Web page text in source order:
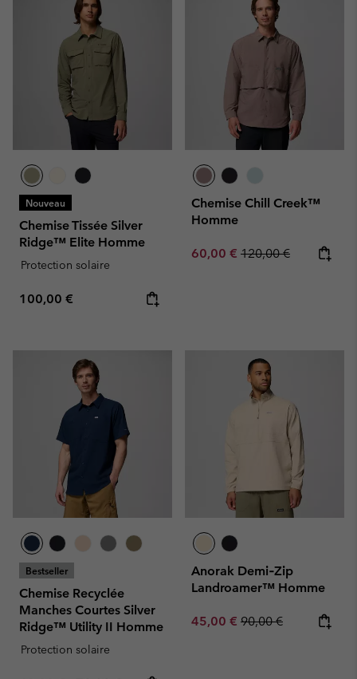
Nouveau
Chemise Tissée Silver
Ridge™ Elite Homme
Protection solaire
Regular price:
100,00 €
Chemise Chill Creek™
Homme
Sale price:
60,00 € Regular price:
120,00 €
Bestseller
Chemise Recyclée
Manches Courtes Silver
Ridge™ Utility II Homme
Protection solaire
Anorak Demi‑Zip
Landroamer™ Homme
Sale price:
45,00 € Regular price:
90,00 €